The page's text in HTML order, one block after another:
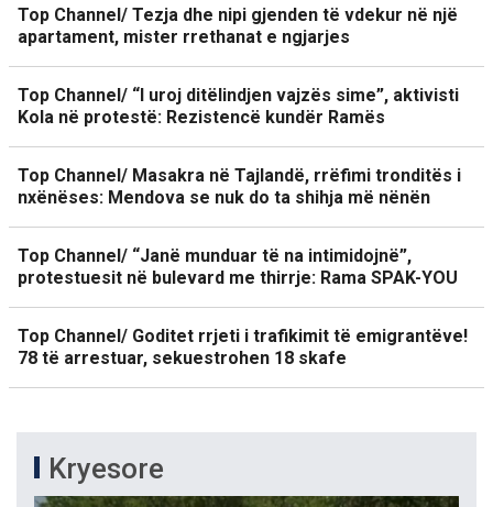
Top Channel/ Tezja dhe nipi gjenden të vdekur në një
apartament, mister rrethanat e ngjarjes
Top Channel/ “I uroj ditëlindjen vajzës sime”, aktivisti
Kola në protestë: Rezistencë kundër Ramës
Top Channel/ Masakra në Tajlandë, rrëfimi tronditës i
nxënëses: Mendova se nuk do ta shihja më nënën
Top Channel/ “Janë munduar të na intimidojnë”,
protestuesit në bulevard me thirrje: Rama SPAK-YOU
Top Channel/ Goditet rrjeti i trafikimit të emigrantëve!
78 të arrestuar, sekuestrohen 18 skafe
Kryesore